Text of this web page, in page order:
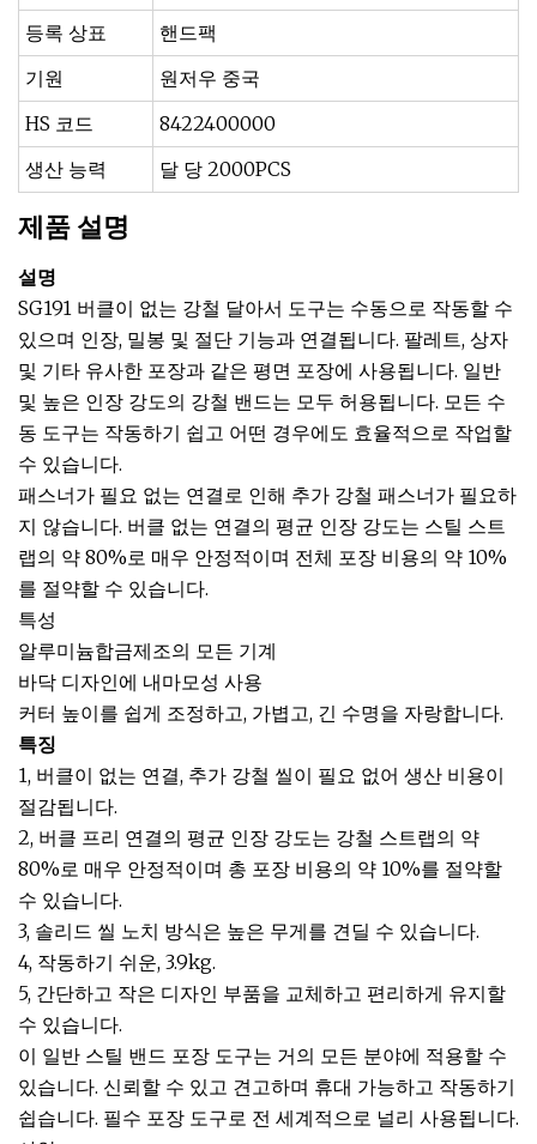
등록 상표
핸드팩
기원
원저우 중국
HS 코드
8422400000
생산 능력
달 당 2000PCS
제품 설명
설명
SG191 버클이 없는 강철 달아서 도구는 수동으로 작동할 수
있으며 인장, 밀봉 및 절단 기능과 연결됩니다. 팔레트, 상자
및 기타 유사한 포장과 같은 평면 포장에 사용됩니다. 일반
및 높은 인장 강도의 강철 밴드는 모두 허용됩니다. 모든 수
동 도구는 작동하기 쉽고 어떤 경우에도 효율적으로 작업할
수 있습니다.
패스너가 필요 없는 연결로 인해 추가 강철 패스너가 필요하
지 않습니다. 버클 없는 연결의 평균 인장 강도는 스틸 스트
랩의 약 80%로 매우 안정적이며 전체 포장 비용의 약 10%
를 절약할 수 있습니다.
특성
알루미늄합금제조의 모든 기계
바닥 디자인에 내마모성 사용
커터 높이를 쉽게 조정하고, 가볍고, 긴 수명을 자랑합니다.
특징
1, 버클이 없는 연결, 추가 강철 씰이 필요 없어 생산 비용이
절감됩니다.
2, 버클 프리 연결의 평균 인장 강도는 강철 스트랩의 약
80%로 매우 안정적이며 총 포장 비용의 약 10%를 절약할
수 있습니다.
3, 솔리드 씰 노치 방식은 높은 무게를 견딜 수 있습니다.
4, 작동하기 쉬운, 3.9kg.
5, 간단하고 작은 디자인 부품을 교체하고 편리하게 유지할
수 있습니다.
이 일반 스틸 밴드 포장 도구는 거의 모든 분야에 적용할 수
있습니다. 신뢰할 수 있고 견고하며 휴대 가능하고 작동하기
쉽습니다. 필수 포장 도구로 전 세계적으로 널리 사용됩니다.